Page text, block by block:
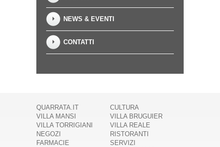
NEWS & EVENTI
CONTATTI
QUARRATA.IT
CULTURA
VILLA MANSI
VILLA BRUGUIER
VILLA TORRIGIANI
VILLA REALE
NEGOZI
RISTORANTI
FARMACIE
SERVIZI